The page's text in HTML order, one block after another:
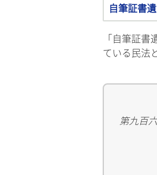
自筆証書
「自筆証
ている民法
第九百